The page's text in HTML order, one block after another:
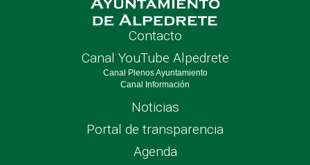
Contacto
Canal YouTube Alpedrete
Canal Plenos Ayuntamiento
Canal Información
Noticias
Portal de transparencia
Agenda